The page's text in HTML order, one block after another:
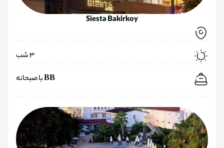
Siesta Bakirkoy
3 شب
BB با صبحانه